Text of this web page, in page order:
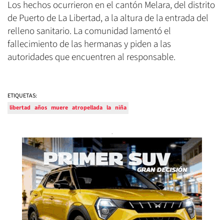
Los hechos ocurrieron en el cantón Melara, del distrito
de Puerto de La Libertad, a la altura de la entrada del
relleno sanitario. La comunidad lamentó el
fallecimiento de las hermanas y piden a las
autoridades que encuentren al responsable.
ETIQUETAS:
libertad años muere atropellada la niña